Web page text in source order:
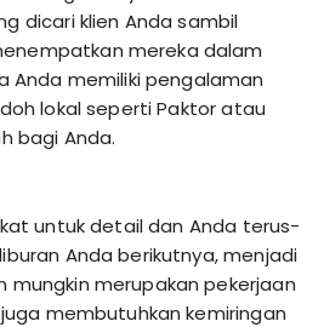
dicari klien Anda sambil
mereka dalam
Anda memiliki pengalaman
lokal seperti Paktor atau
bagi Anda.
untuk detail dan Anda terus-
Anda berikutnya, menjadi
mungkin merupakan pekerjaan
membutuhkan kemiringan